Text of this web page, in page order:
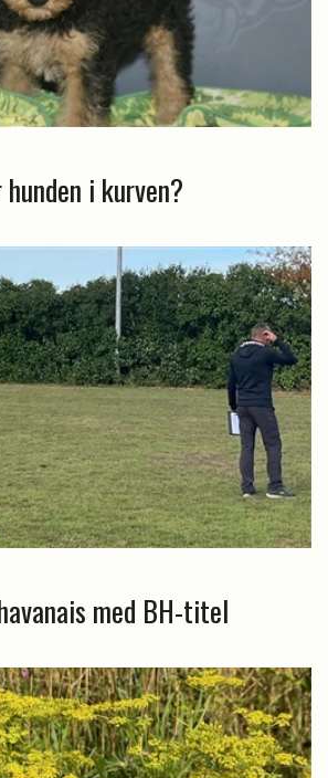
i kurven?
med BH-titel